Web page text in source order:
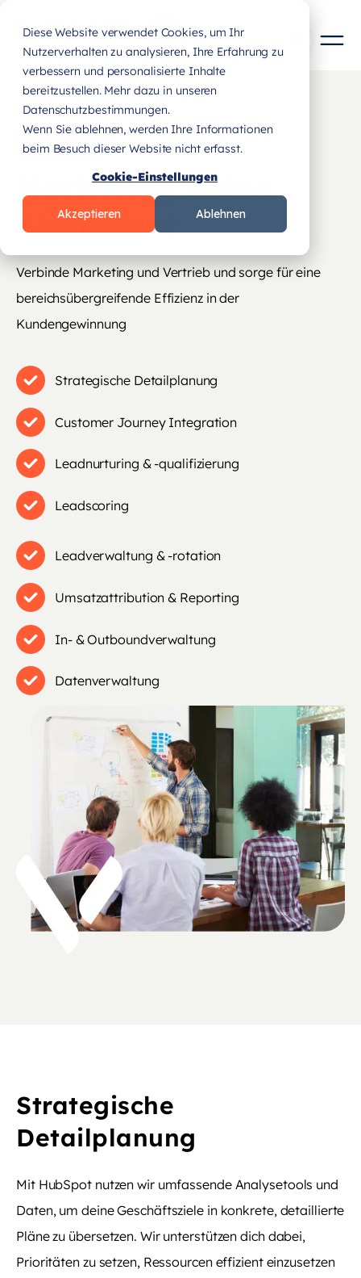
Diese Website verwendet Cookies, um Ihr
Nutzerverhalten zu analysieren, Ihre Erfahrung zu
verbessern und personalisierte Inhalte
bereitzustellen. Mehr dazu in unseren
Datenschutzbestimmungen.
Wenn Sie ablehnen, werden Ihre Informationen
beim Besuch dieser Website nicht erfasst.
Cookie-Einstellungen
Akzeptieren Ablehnen
LEISTUNGEN
Marketing Sales
Alignment
Verbinde Marketing und Vertrieb und sorge für eine
bereichsübergreifende Effizienz in der
Kundengewinnung
Strategische Detailplanung
Customer Journey Integration
Leadnurturing & -qualifizierung
Leadscoring
Leadverwaltung & -rotation
Umsatzattribution & Reporting
In- & Outboundverwaltung
Datenverwaltung
Strategische
Detailplanung
Mit HubSpot nutzen wir umfassende Analysetools und
Daten, um deine Geschäftsziele in konkrete, detaillierte
Pläne zu übersetzen. Wir unterstützen dich dabei,
Prioritäten zu setzen, Ressourcen effizient einzusetzen